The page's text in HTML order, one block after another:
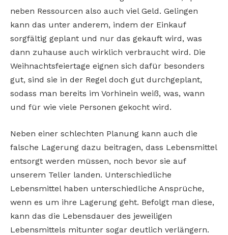
neben Ressourcen also auch viel Geld. Gelingen
kann das unter anderem, indem der Einkauf
sorgfältig geplant und nur das gekauft wird, was
dann zuhause auch wirklich verbraucht wird. Die
Weihnachtsfeiertage eignen sich dafür besonders
gut, sind sie in der Regel doch gut durchgeplant,
sodass man bereits im Vorhinein weiß, was, wann
und für wie viele Personen gekocht wird.
Neben einer schlechten Planung kann auch die
falsche Lagerung dazu beitragen, dass Lebensmittel
entsorgt werden müssen, noch bevor sie auf
unserem Teller landen. Unterschiedliche
Lebensmittel haben unterschiedliche Ansprüche,
wenn es um ihre Lagerung geht. Befolgt man diese,
kann das die Lebensdauer des jeweiligen
Lebensmittels mitunter sogar deutlich verlängern.